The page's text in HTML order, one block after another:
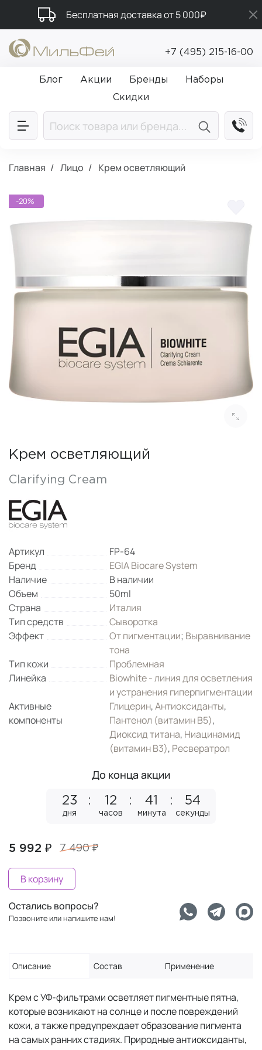
Бесплатная доставка от 5 000₽
Подарки в каждый заказ от 5 000₽
Промокод ПРИВЕТ
+7 (495) 215-16-00
Блог Акции Бренды
Наборы
Скидки
Главная Лицо Крем осветляющий
-20%
Крем осветляющий
Clarifying Cream
Артикул
FP-64
Бренд
EGIA Biocare System
Наличие
В наличии
Объем
50ml
Страна
Италия
Тип средств
Сыворотка
Эффект
От пигментации; Выравнивание
тона
Тип кожи
Проблемная
Линейка
Biowhite - линия для осветления
и устранения гиперпигментации
Активные
компоненты
Глицерин,Антиоксиданты,
Пантенол (витамин B5),
Диоксид титана, Ниацинамид
(витамин B3), Ресвератрол
До конца акции
23
дня
12
часов
41
минута
54
секунды
5 992 ₽ 7 490 ₽
В корзину
Остались вопросы?
Позвоните или напишите нам!
Описание Состав Применение
Крем с УФ-фильтрами осветляет пигментные пятна,
которые возникают на солнце и после повреждений
кожи, а также предупреждает образование пигмента
на самых ранних стадиях. Природные антиоксиданты,